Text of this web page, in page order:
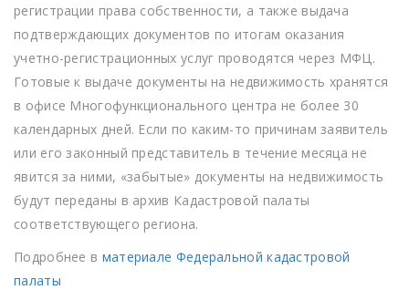
регистрации права собственности, а также выдача
подтверждающих документов по итогам оказания
учетно-регистрационных услуг проводятся через МФЦ.
Готовые к выдаче документы на недвижимость хранятся
в офисе Многофункционального центра не более 30
календарных дней. Если по каким-то причинам заявитель
или его законный представитель в течение месяца не
явится за ними, «забытые» документы на недвижимость
будут переданы в архив Кадастровой палаты
соответствующего региона.
Подробнее в материале Федеральной кадастровой
палаты